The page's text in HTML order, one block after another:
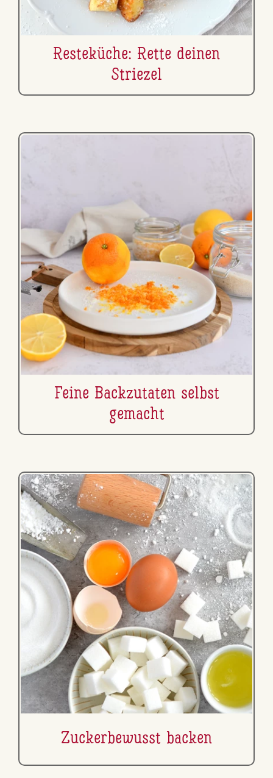
Res­te­kü­che: Rette deinen
Striezel
Feine Back­zu­ta­ten selbst
gemacht
Zu­cker­be­wusst backen